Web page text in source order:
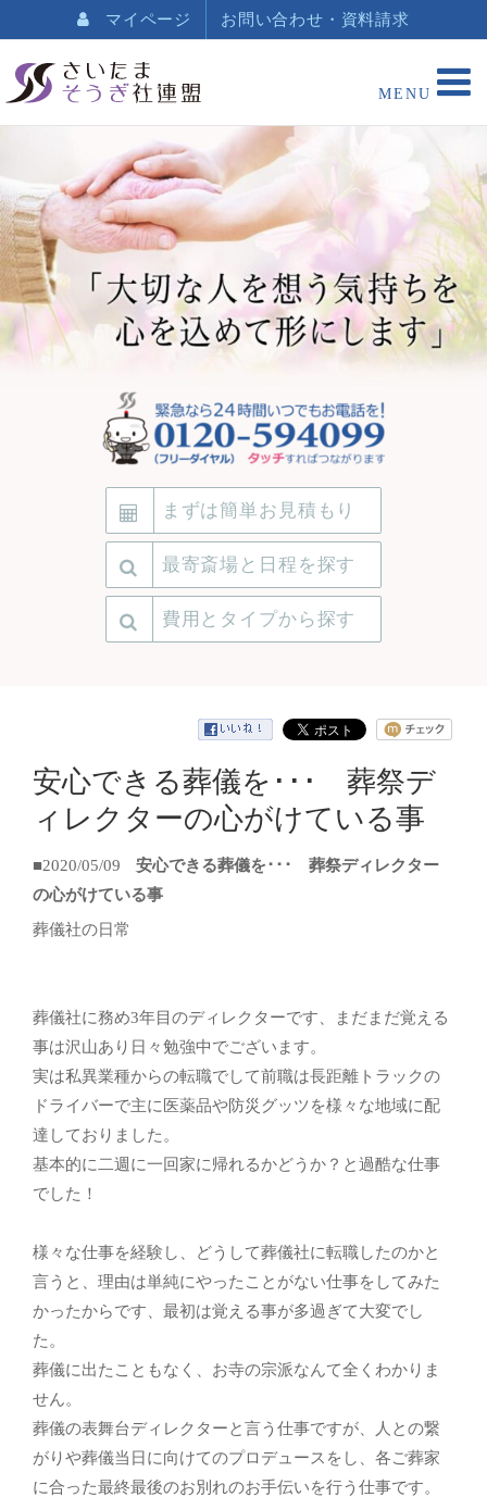
マイページ お問い合わせ・資料請求
まずは簡単お見積もり
最寄斎場と日程を探す
費用とタイプから探す
安心できる葬儀を･･･ 葬祭デ
ィレクターの心がけている事
■2020/05/09
安心できる葬儀を･･･ 葬祭ディレクター
の心がけている事
葬儀社の日常
葬儀社に務め3年目のディレクターです、まだまだ覚える
事は沢山あり日々勉強中でございます。
実は私異業種からの転職でして前職は長距離トラックの
ドライバーで主に医薬品や防災グッツを様々な地域に配
達しておりました。
基本的に二週に一回家に帰れるかどうか？と過酷な仕事
でした！
様々な仕事を経験し、どうして葬儀社に転職したのかと
言うと、理由は単純にやったことがない仕事をしてみた
かったからです、最初は覚える事が多過ぎて大変でし
た。
葬儀に出たこともなく、お寺の宗派なんて全くわかりま
せん。
葬儀の表舞台ディレクターと言う仕事ですが、人との繋
がりや葬儀当日に向けてのプロデュースをし、各ご葬家
に合った最終最後のお別れのお手伝いを行う仕事です。